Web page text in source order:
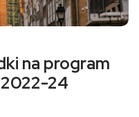
na program
2022-24